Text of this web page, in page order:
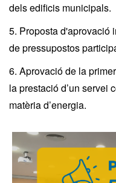
dels edificis municipals.
5. Proposta d'aprovació
de pressupostos
6. Aprovació de la
la prestació d’un servei
matèria d’energia.